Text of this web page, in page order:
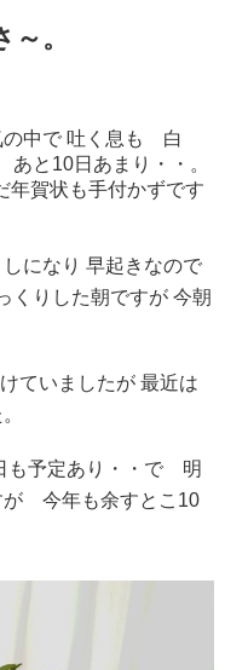
。
中で吐く息も 白
と10日あまり・・。
年賀状も手付かずです
になり 早起きなので
くりした朝ですが今朝
ていましたが最近は
も予定あり・・で 明
が 今年も余すとこ10